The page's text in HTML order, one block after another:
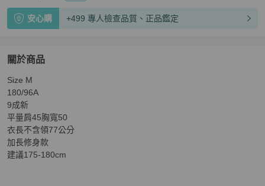
安心購 +499 專人檢查品質、正品鑑定
關於商品
關於 Roots Canada 紅色楓葉布章polo衫 網眼馬球衫 男 M
Size M
180/96A
9成新
平量肩45胸寬50
衣長不含領77公分
加長修身款
建議175-180cm